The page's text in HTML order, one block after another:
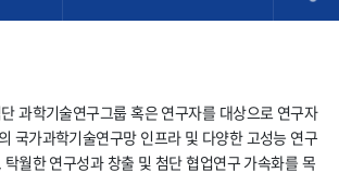
공유
과학기술연구그룹 혹은 연구자를 대상으로 연구자
국가과학기술연구망 인프라 및 다양한 고성능 연구
월한 연구성과 창출 및 첨단 협업연구 가속화를 목